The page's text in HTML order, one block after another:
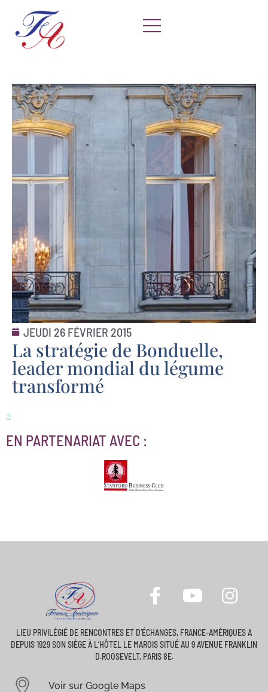
JEUDI 26 FÉVRIER 2015
La stratégie de Bonduelle,
leader mondial du légume
transformé
EN PARTENARIAT AVEC :
LIEU PRIVILÉGIÉ DE RENCONTRES ET D’ÉCHANGES, FRANCE-AMÉRIQUES A
DEPUIS 1929 SON SIÈGE À L’HÔTEL LE MAROIS SITUÉ AU 9 AVENUE FRANKLIN
D.ROOSEVELT, PARIS 8E.
Voir sur Google Maps